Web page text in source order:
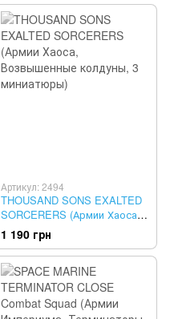
Артикул: 2494
THOUSAND SONS EXALTED
SORCERERS (Армии Хаоса,
Возвышенные колдуны, 3
миниатюры)
1 190 грн